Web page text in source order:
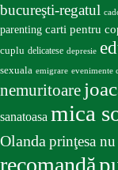
bucureşti-regatul
parenting carti pentru
cuplu delicatese depresie
sexuala emigrare evenimente
nemuritoare
sanatoasa mica
Olandaprinţesa nu
recomandă